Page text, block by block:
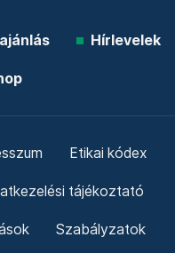
Hírlevelek
Etikai kódex
tájékoztató
Szabályzatok